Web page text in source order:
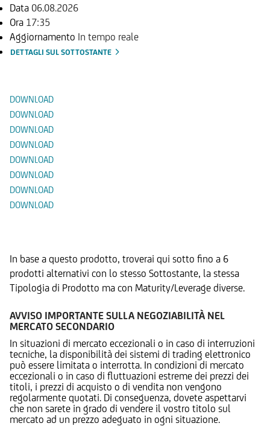
Data 06.08.2026
Ora 17:35
Aggiornamento In tempo reale
DETTAGLI SUL SOTTOSTANTE
DOWNLOAD
DOWNLOAD
DOWNLOAD
DOWNLOAD
DOWNLOAD
DOWNLOAD
DOWNLOAD
DOWNLOAD
In base a questo prodotto, troverai qui sotto fino a 6
prodotti alternativi con lo stesso Sottostante, la stessa
Tipologia di Prodotto ma con Maturity/Leverage diverse.
AVVISO IMPORTANTE SULLA NEGOZIABILITÀ NEL
MERCATO SECONDARIO
In situazioni di mercato eccezionali o in caso di interruzioni
tecniche, la disponibilità dei sistemi di trading elettronico
può essere limitata o interrotta. In condizioni di mercato
eccezionali o in caso di fluttuazioni estreme dei prezzi dei
titoli, i prezzi di acquisto o di vendita non vengono
regolarmente quotati. Di conseguenza, dovete aspettarvi
che non sarete in grado di vendere il vostro titolo sul
mercato ad un prezzo adeguato in ogni situazione.